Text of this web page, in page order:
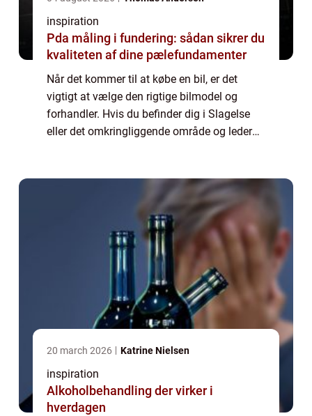
inspiration
Pda måling i fundering: sådan sikrer du
kvaliteten af dine pælefundamenter
Når det kommer til at købe en bil, er det
vigtigt at vælge den rigtige bilmodel og
forhandler. Hvis du befinder dig i Slagelse
eller det omkringliggende område og leder
20 march 2026 Katrine Nielsen
inspiration
Alkoholbehandling der virker i
hverdagen